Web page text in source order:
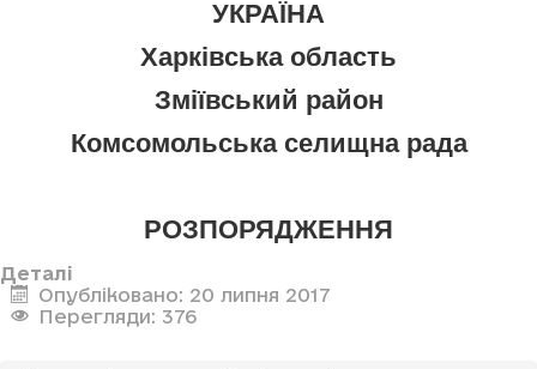
УКРАЇНА
Харківська область
Зміївський район
Комсомольська селищна рада
РОЗПОРЯДЖЕННЯ
Деталі
Опубліковано: 20 липня 2017
Перегляди: 376